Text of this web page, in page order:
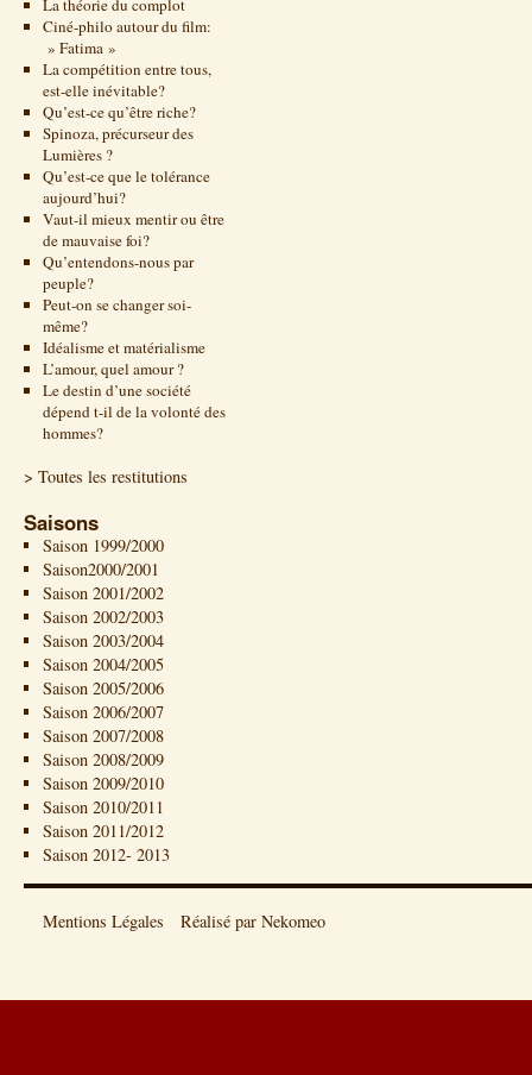
La théorie du complot
Ciné-philo autour du film:
» Fatima »
La compétition entre tous,
est-elle inévitable?
Qu’est-ce qu’être riche?
Spinoza, précurseur des
Lumières ?
Qu’est-ce que le tolérance
aujourd’hui?
Vaut-il mieux mentir ou être
de mauvaise foi?
Qu’entendons-nous par
peuple?
Peut-on se changer soi-
même?
Idéalisme et matérialisme
L’amour, quel amour ?
Le destin d’une société
dépend t-il de la volonté des
hommes?
> Toutes les restitutions
Saisons
Saison 1999/2000
Saison2000/2001
Saison 2001/2002
Saison 2002/2003
Saison 2003/2004
Saison 2004/2005
Saison 2005/2006
Saison 2006/2007
Saison 2007/2008
Saison 2008/2009
Saison 2009/2010
Saison 2010/2011
Saison 2011/2012
Saison 2012- 2013
Mentions Légales Réalisé par Nekomeo